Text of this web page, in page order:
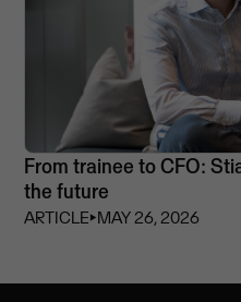
From trainee to CFO:
the future
ARTICLE⏵MAY 26, 2026